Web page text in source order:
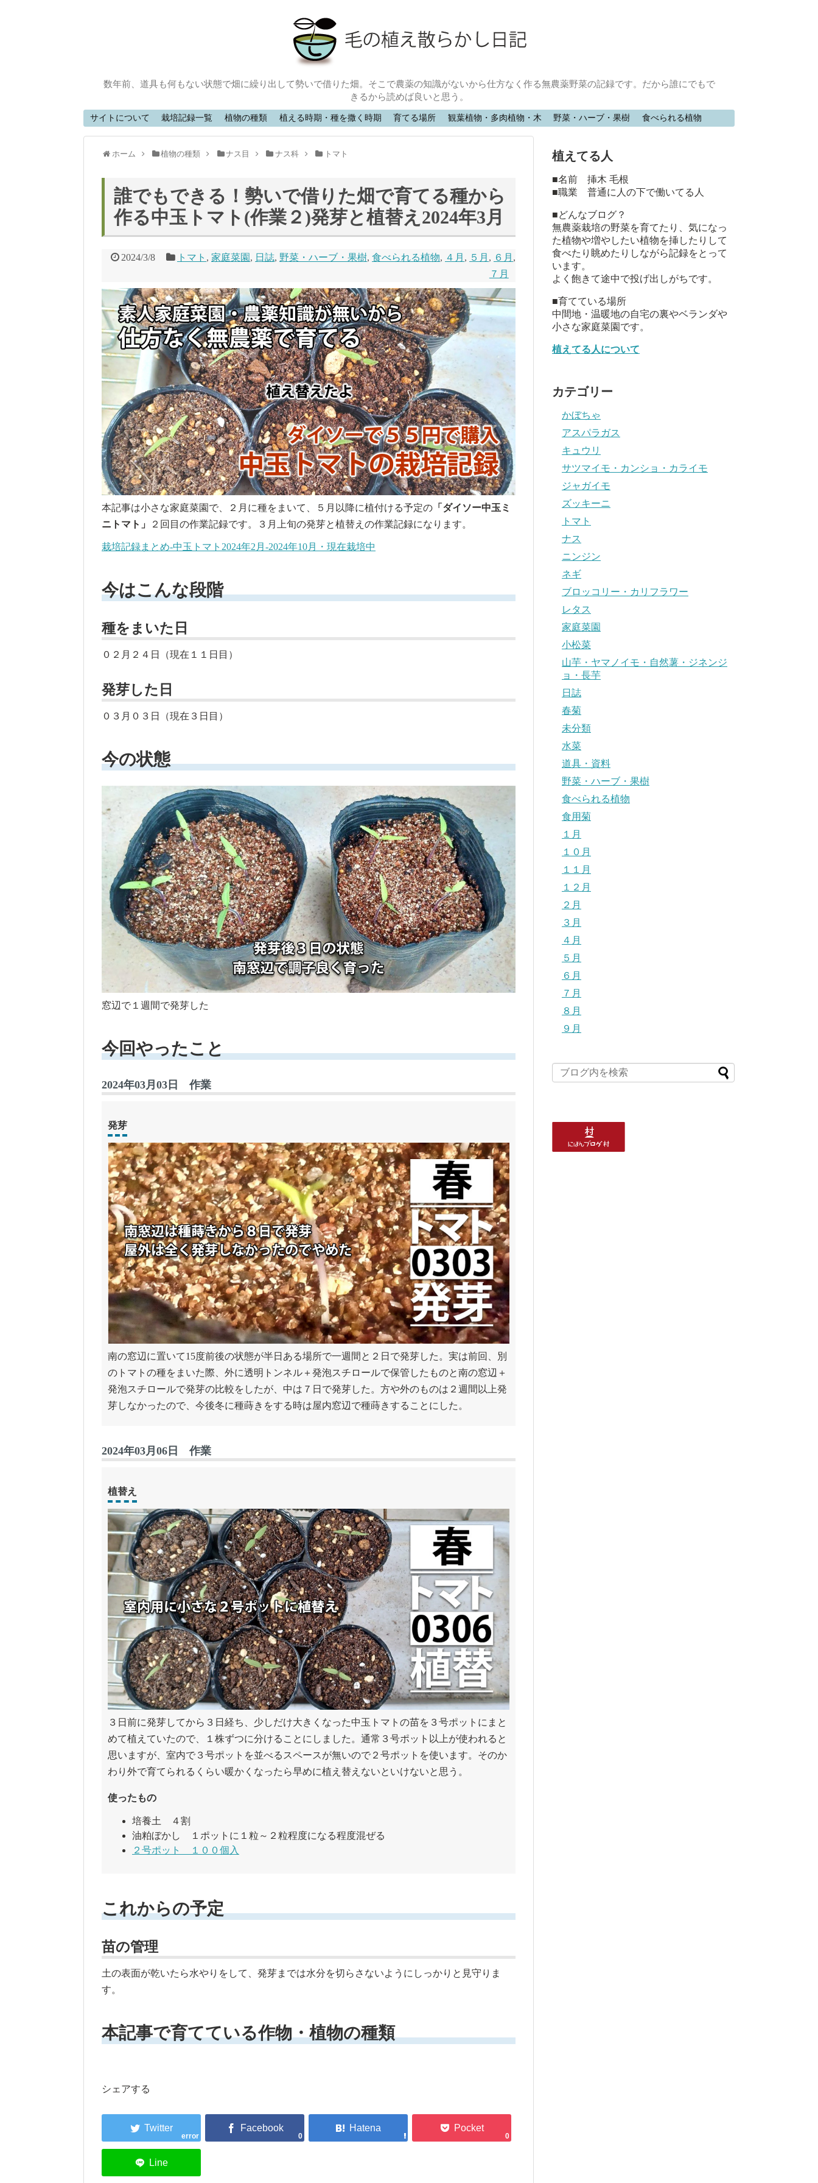
数年前、道具も何もない状態で畑に繰り出して勢いで借りた畑。そこで農薬の知識がないから仕方なく作る無農薬野菜の記録です。だから誰にでもで
きるから読めば良いと思う。
サイトについて 栽培記録一覧 植物の種類 植える時期・種を撒く時期 育てる場所 観葉植物・多肉植物・木 野菜・ハーブ・果樹 食べられる植物
ホーム 植物の種類 ナス目 ナス科 トマト
誰でもできる！勢いで借りた畑で育てる種から
作る中玉トマト(作業２)発芽と植替え2024年3月
2024/3/8 トマト , 家庭菜園 , 日誌, 野菜・ハーブ・果樹, 食べられる植物, ４月 , ５月 , ６月 ,
７月
本記事は小さな家庭菜園で、２月に種をまいて、５月以降に植付ける予定の 「 ダイソー中玉ミ
ニトマト 」 ２回目の作業記録です。３月上旬の発芽と植替えの作業記録になります。
栽培記録まとめ-中玉トマト2024年2月-2024年10月・現在栽培中
今はこんな段階
種をまいた日
０２月２４日（現在１１日目）
発芽した日
０３月０３日（現在３日目）
今の状態
窓辺で１週間で発芽した
今回やったこと
2024年03月03日 作業
発芽
南の窓辺に置いて15度前後の状態が半日ある場所で一週間と２日で発芽した。実は前回、別
のトマトの種をまいた際、外に透明トンネル＋発泡スチロールで保管したものと南の窓辺＋
発泡スチロールで発芽の比較をしたが、中は７日で発芽した。方や外のものは２週間以上発
芽しなかったので、今後冬に種蒔きをする時は屋内窓辺で種蒔きすることにした。
2024年03月06日 作業
植替え
３日前に発芽してから３日経ち、少しだけ大きくなった中玉トマトの苗を３号ポットにまと
めて植えていたので、１株ずつに分けることにしました。通常３号ポット以上が使われると
思いますが、室内で３号ポットを並べるスペースが無いので２号ポットを使います。そのか
わり外で育てられるくらい暖かくなったら早めに植え替えないといけないと思う。
使ったもの
培養土 ４割
油粕ぼかし １ポットに１粒～２粒程度になる程度混ぜる
２号ポット １００個入
これからの予定
苗の管理
土の表面が乾いたら水やりをして、発芽までは水分を切らさないようにしっかりと見守りま
す。
本記事で育てている作物・植物の種類
シェアする
error 0 0
植えてる人
■名前 挿木 毛根
■職業 普通に人の下で働いてる人
■どんなブログ？
無農薬栽培の野菜を育てたり、気になっ
た植物や増やしたい植物を挿したりして
食べたり眺めたりしながら記録をとって
います。
よく飽きて途中で投げ出しがちです。
■育てている場所
中間地・温暖地の自宅の裏やベランダや
小さな家庭菜園です。
植えてる人について
カテゴリー
かぼちゃ
アスパラガス
キュウリ
サツマイモ・カンショ・カライモ
ジャガイモ
ズッキーニ
トマト
ナス
ニンジン
ネギ
ブロッコリー・カリフラワー
レタス
家庭菜園
小松菜
山芋・ヤマノイモ・自然薯・ジネンジ
ョ・長芋
日誌
春菊
未分類
水菜
道具・資料
野菜・ハーブ・果樹
食べられる植物
食用菊
１月
１０月
１１月
１２月
２月
３月
４月
５月
６月
７月
８月
９月